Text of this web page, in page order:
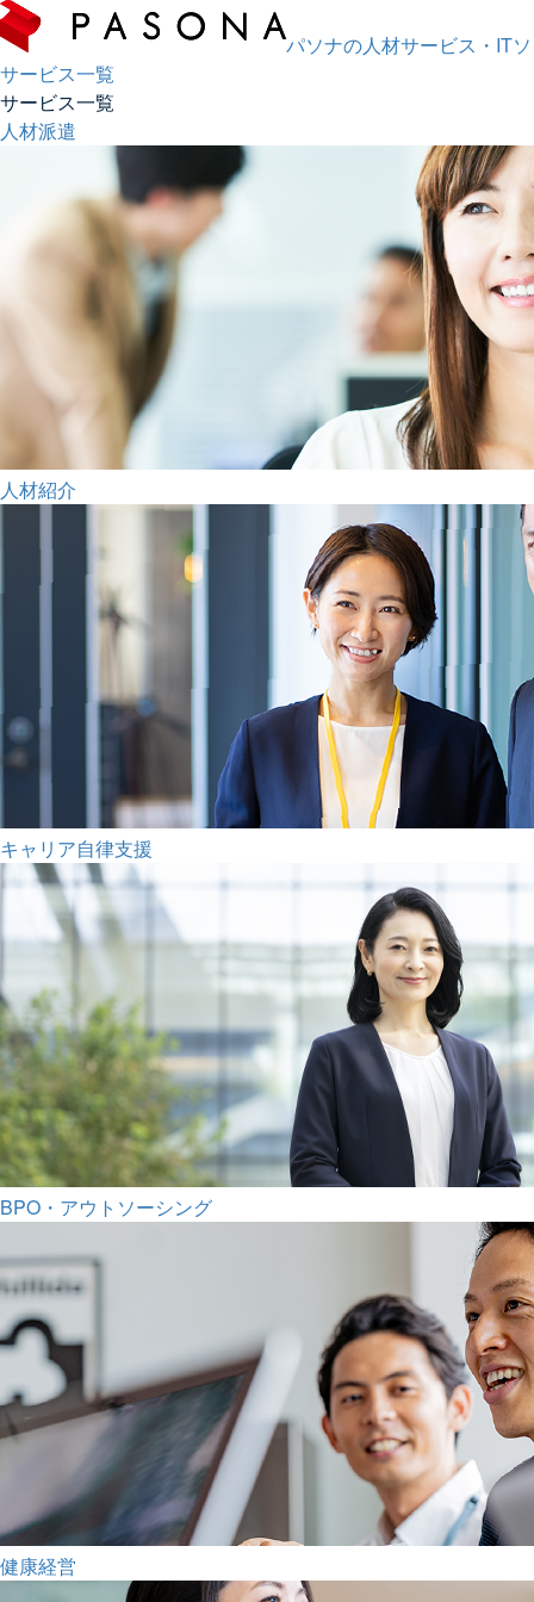
パソナの人材サービス・IT
サービス一覧
サービス一覧
人材派遣
人材紹介
キャリア自律支援
BPO・アウトソーシング
健康経営